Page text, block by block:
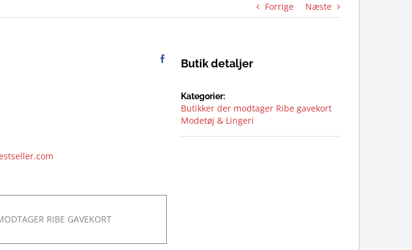
Forrige Næste
RIBE GAVEKORT
Butik detaljer
Kategorier:
Butikker der modtager Ribe gavekort
Modetøj & Lingeri